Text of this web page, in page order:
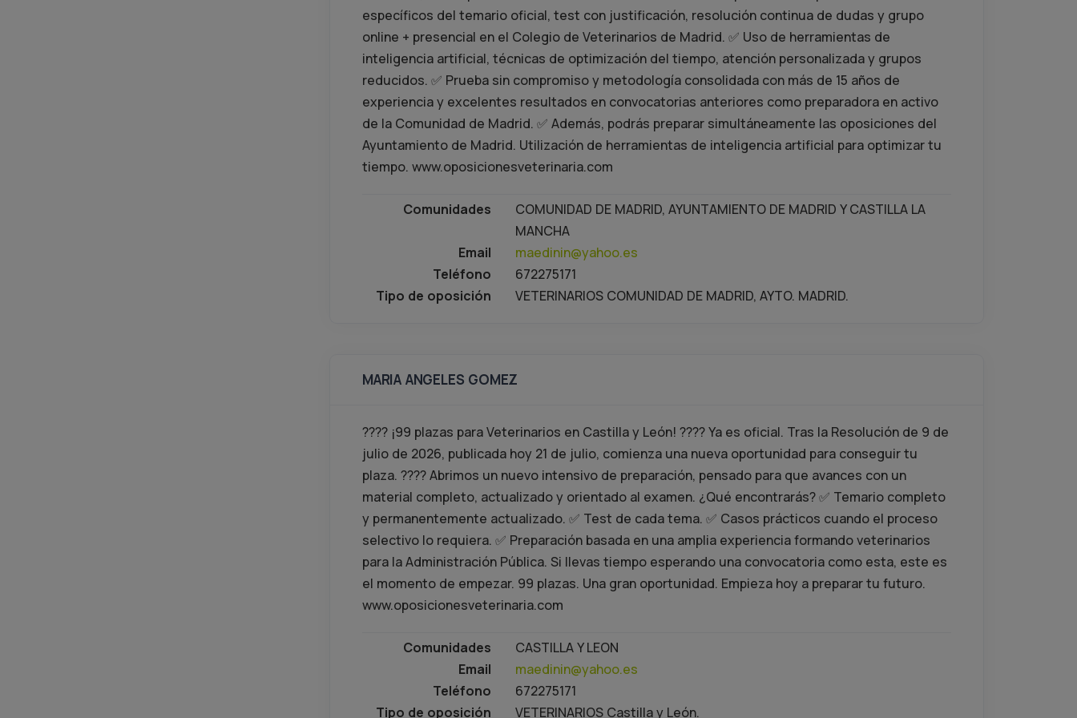
específicos del temario oficial, test con justificación, resolución continua de dudas y grupo
online + presencial en el Colegio de Veterinarios de Madrid. ✅ Uso de herramientas de
inteligencia artificial, técnicas de optimización del tiempo, atención personalizada y grupos
reducidos. ✅ Prueba sin compromiso y metodología consolidada con más de 15 años de
experiencia y excelentes resultados en convocatorias anteriores como preparadora en activo
de la Comunidad de Madrid. ✅ Además, podrás preparar simultáneamente las oposiciones del
Ayuntamiento de Madrid. Utilización de herramientas de inteligencia artificial para optimizar tu
tiempo. www.oposicionesveterinaria.com
Comunidades
COMUNIDAD DE MADRID, AYUNTAMIENTO DE MADRID Y CASTILLA LA
MANCHA
Email
maedinin@yahoo.es
Teléfono
672275171
Tipo de oposición
VETERINARIOS COMUNIDAD DE MADRID, AYTO. MADRID.
MARIA ANGELES GOMEZ
???? ¡99 plazas para Veterinarios en Castilla y León! ???? Ya es oficial. Tras la Resolución de 9 de
julio de 2026, publicada hoy 21 de julio, comienza una nueva oportunidad para conseguir tu
plaza. ???? Abrimos un nuevo intensivo de preparación, pensado para que avances con un
material completo, actualizado y orientado al examen. ¿Qué encontrarás? ✅ Temario completo
y permanentemente actualizado. ✅ Test de cada tema. ✅ Casos prácticos cuando el proceso
selectivo lo requiera. ✅ Preparación basada en una amplia experiencia formando veterinarios
para la Administración Pública. Si llevas tiempo esperando una convocatoria como esta, este es
el momento de empezar. 99 plazas. Una gran oportunidad. Empieza hoy a preparar tu futuro.
www.oposicionesveterinaria.com
Comunidades
CASTILLA Y LEON
Email
maedinin@yahoo.es
Teléfono
672275171
Tipo de oposición
VETERINARIOS Castilla y León.